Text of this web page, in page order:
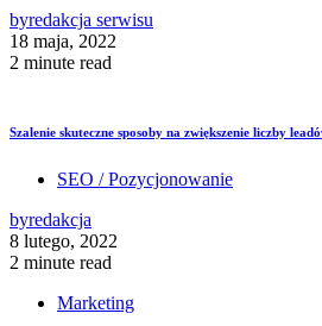
byredakcja serwisu
18 maja, 2022
2 minute read
Szalenie skuteczne sposoby na zwiększenie liczby
SEO / Pozycjonowanie
byredakcja
8 lutego, 2022
2 minute read
Marketing